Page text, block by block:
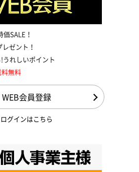
SALE！
ゼント！
うれしいポイント
無料
WEB会員登録
ログインはこちら